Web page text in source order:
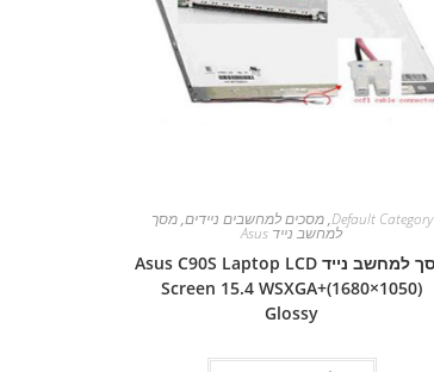
Default Category
,מסכים למחשבים ניידים,מסך
למחשב נייד Asus
מסך למחשב נייד Asus C90S Laptop LCD
Screen 15.4 WSXGA+(1680×1050)
Glossy